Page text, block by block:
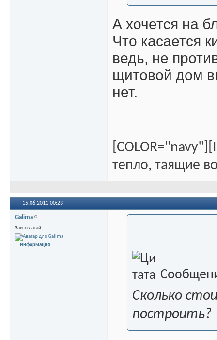
А хочется на
Что касается
ведь, не
щитовой дом
нет.
тепло, таящие
15.06.2011 00:23
Galima
Завсегдатай
Информация
Сколько
построить?